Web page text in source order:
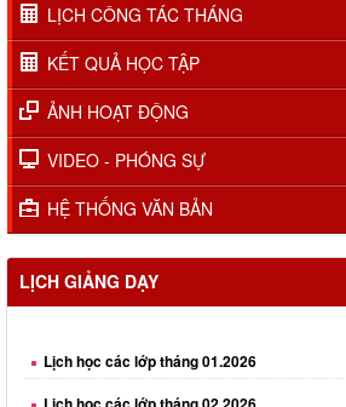
LỊCH CÔNG TÁC THÁNG
KẾT QUẢ HỌC TẬP
ẢNH HOẠT ĐỘNG
VIDEO - PHÓNG SỰ
HỆ THỐNG VĂN BẢN
LỊCH GIẢNG DẠY
Lịch học các lớp tháng 02.2026